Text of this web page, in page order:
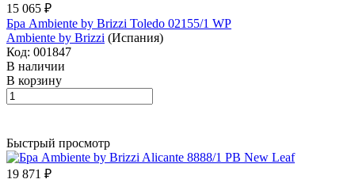
15 065 ₽
Бра Ambiente by Brizzi Toledo 02155/1 WP
Ambiente by Brizzi (Испания)
Код: 001847
В наличии
В корзину
Быстрый просмотр
19 871 ₽